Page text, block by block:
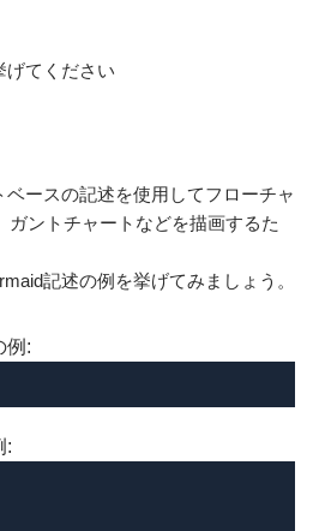
げてください
ースの記述を使用してフローチャ
ガントチャートなどを描画するた
記述の例を挙げてみましょう。
例:
: